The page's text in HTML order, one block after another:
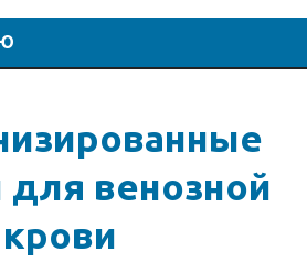
венозной
крови